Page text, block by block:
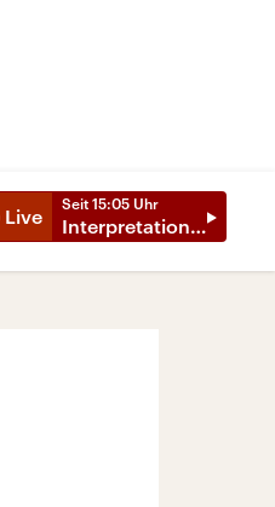
Live
Seit 15:05 Uhr
Interpretationen